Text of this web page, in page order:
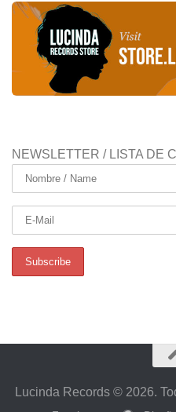
NEWSLETTER / LISTA DE
Lucinda Records © 2026.